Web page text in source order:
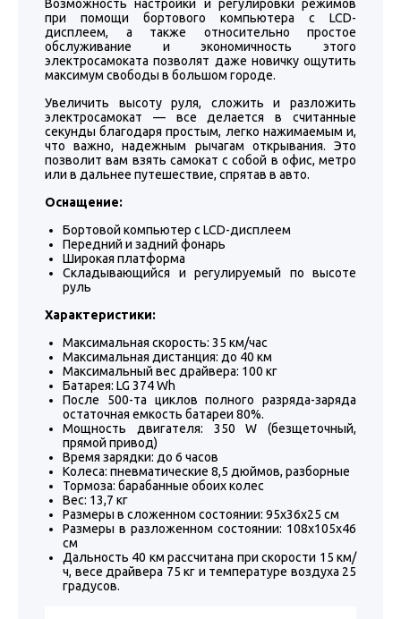
Возможность настройки и регулировки режимов
при помощи бортового компьютера с LCD-
дисплеем, а также относительно простое
обслуживание и экономичность этого
электросамоката позволят даже новичку ощутить
максимум свободы в большом городе.
Увеличить высоту руля, сложить и разложить
электросамокат — все делается в считанные
секунды благодаря простым, легко нажимаемым и,
что важно, надежным рычагам открывания. Это
позволит вам взять самокат с собой в офис, метро
или в дальнее путешествие, спрятав в авто.
Оснащение:
Бортовой компьютер с LCD-дисплеем
Передний и задний фонарь
Широкая платформа
Складывающийся и регулируемый по высоте
руль
Характеристики:
Максимальная скорость: 35 км/час
Максимальная дистанция: до 40 км
Максимальный вес драйвера: 100 кг
Батарея: LG 374 Wh
После 500-та циклов полного разряда-заряда
остаточная емкость батареи 80%.
Мощность двигателя: 350 W (безщеточный,
прямой привод)
Время зарядки: до 6 часов
Колеса: пневматические 8,5 дюймов, разборные
Тормоза: барабанные обоих колес
Вес: 13,7 кг
Размеры в сложенном состоянии: 95х36х25 см
Размеры в разложенном состоянии: 108х105х46
см
Дальность 40 км рассчитана при скорости 15 км/
ч, весе драйвера 75 кг и температуре воздуха 25
градусов.